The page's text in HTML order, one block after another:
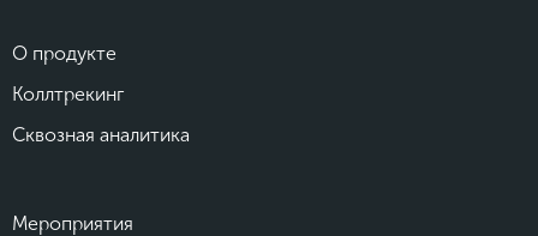
О продукте
Коллтрекинг
Сквозная аналитика
Мероприятия